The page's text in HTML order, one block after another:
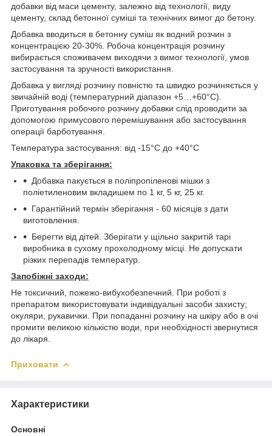
добавки від маси цементу, залежно від технології, виду
цементу, склад бетонної суміші та технічних вимог до бетону.
Добавка вводиться в бетонну суміш як водний розчин з
концентрацією 20-30%. Робоча концентрація розчину
вибирається споживачем виходячи з вимог технології, умов
застосування та зручності використання.
Добавка у вигляді розчину повністю та швидко розчиняється у
звичайній воді (температурний діапазон +5…+60°С).
Приготування робочого розчину добавки слід проводити за
допомогою примусового перемішування або застосування
операції барботування.
Температура застосування: від -15°С до +40°С
Упаковка та зберігання:
Добавка пакується в поліпропіленові мішки з
поліетиленовим вкладишем по 1 кг, 5 кг, 25 кг.
Гарантійний термін зберігання - 60 місяців з дати
виготовлення.
Берегти від дітей. Зберігати у щільно закритій тарі
виробника в сухому прохолодному місці. Не допускати
різких перепадів температур.
Запобіжні заходи:
Не токсичний, пожежо-вибухобезпечний. При роботі з
препаратом використовувати індивідуальні засоби захисту;
окуляри, рукавички. При попаданні розчину на шкіру або в очі
промити великою кількістю води, при необхідності звернутися
до лікаря.
Приховати
Характеристики
Основні